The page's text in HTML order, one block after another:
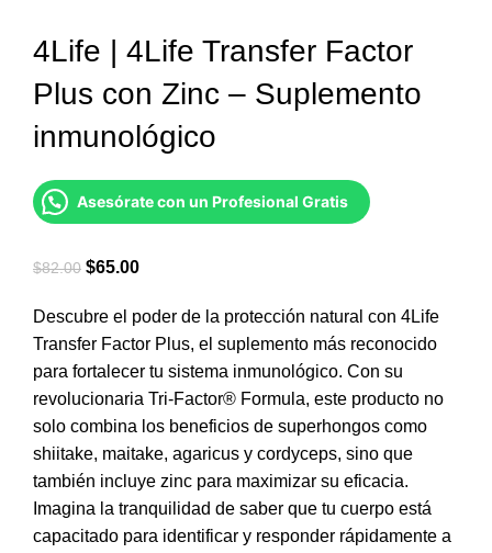
4Life | 4Life Transfer Factor
Plus con Zinc – Suplemento
inmunológico
Asesórate con un Profesional Gratis
$82.00 El
original
era:
$82.00.
$65.00El
actual
es:
$65.00.
Descubre el poder de la protección natural con 4Life
Transfer Factor Plus, el suplemento más reconocido
para fortalecer tu sistema inmunológico. Con su
revolucionaria Tri-Factor® Formula, este producto no
solo combina los beneficios de superhongos como
shiitake, maitake, agaricus y cordyceps, sino que
también incluye zinc para maximizar su eficacia.
Imagina la tranquilidad de saber que tu cuerpo está
capacitado para identificar y responder rápidamente a